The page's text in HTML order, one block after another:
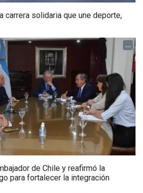
carrera solidaria que une deporte,
...
de Chile y reafirmó la
para fortalecer la integración